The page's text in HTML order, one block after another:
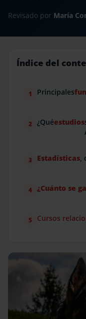
Revisado por María
Índice del
Principales
¿Quéestudios
Estadísticas,
¿Cuánto se
Cursos